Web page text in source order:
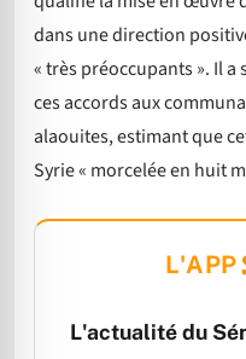
dans une direction
« très préoccupants ». Il a
ces accords aux
alaouites, estimant que
Syrie « morcelée en huit
L'APP
L'actualité du